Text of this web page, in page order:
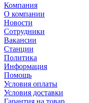
Компания
О компании
Новости
Сотрудники
Вакансии
Станции
Политика
Информация
Помощь
Условия оплаты
Условия доставки
Гарантия на товар